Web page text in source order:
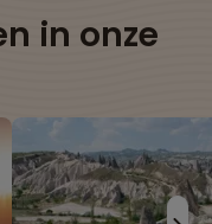
in onze